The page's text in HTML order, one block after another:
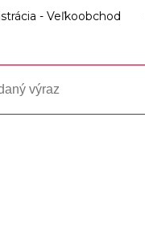
- Veľkoobchod